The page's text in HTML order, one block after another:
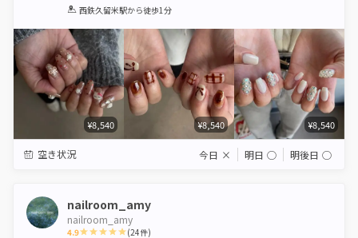
1 2 3 4 5
西鉄久留米駅から徒歩1分
¥8,540 ¥8,540 ¥8,540
空き状況 今日 × 明日 ◯ 明後日 ◯
nailroom_amy
nailroom_amy
4.9 (24件)